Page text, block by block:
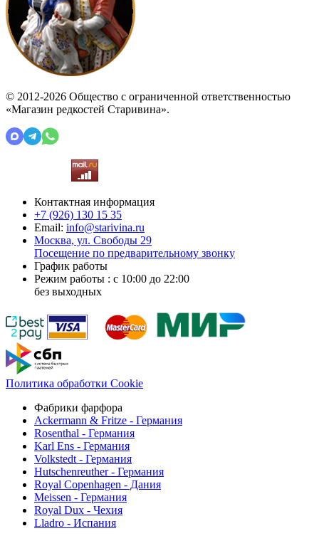
© 2012-2026 Общество с ограниченной ответственностью
«Магазин редкостей Старивина».
Контактная информация
+7 (926) 130 15 35
Email: info@starivina.ru
Москва, ул. Свободы 29
Посещение по предварительному звонку
График работы
Режим работы : с 10:00 до 22:00
без выходных
Политика обработки Cookie
Фабрики фарфора
Ackermann & Fritze - Германия
Rosenthal - Германия
Karl Ens - Германия
Volkstedt - Германия
Hutschenreuther - Германия
Royal Copenhagen - Дания
Meissen - Германия
Royal Dux - Чехия
Lladro - Испания